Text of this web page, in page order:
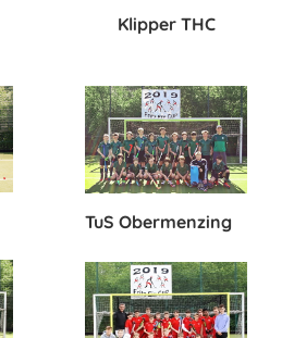
Klipper THC
TuS Obermenzing